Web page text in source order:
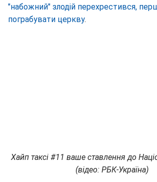
"набожний" злодій перехрестився,
пограбувати церкву.
Хайп таксі #11 ваше ставлення до
(відео: РБК-Україна)